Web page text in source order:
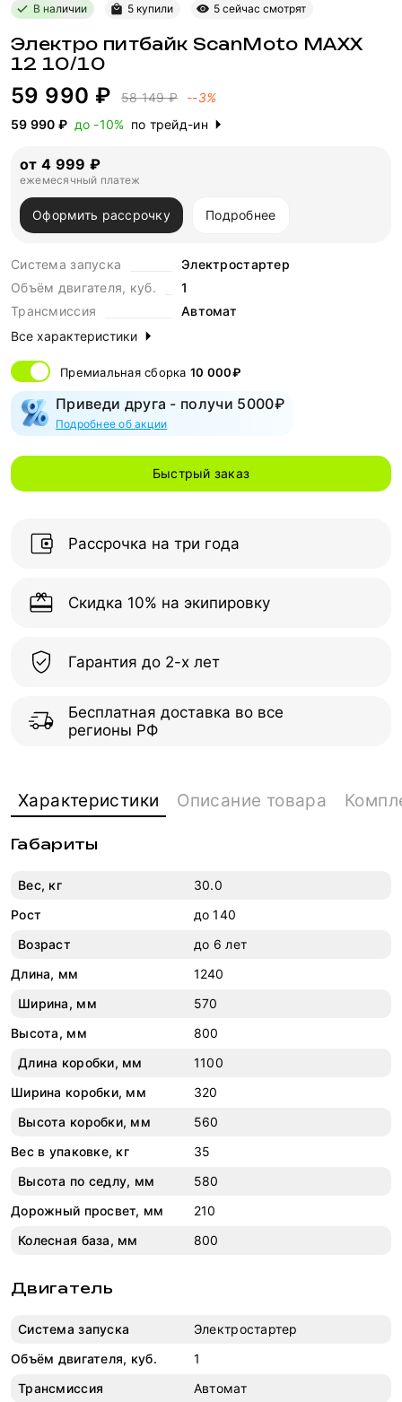
В наличии 5 купили 5 сейчас смотрят
Электро питбайк ScanMoto MAXX
12 10/10
59 990 ₽ 58 149 ₽
--3%
59 990 ₽ до -10% по трейд-ин
от 4 999 ₽
ежемесячный платеж
Оформить рассрочку Подробнее
Система запуска
Электростартер
Объём двигателя, куб.
1
Трансмиссия
Автомат
Все характеристики
Премиальная сборка 10 000₽
Приведи друга - получи 5000₽
Подробнее об акции
Быстрый заказ
Рассрочка на три года
Скидка 10% на экипировку
Гарантия до 2-х лет
Бесплатная доставка во все
регионы РФ
Характеристики Описание товара
Габариты
Вес, кг
30.0
Рост
до 140
Возраст
до 6 лет
Длина, мм
1240
Ширина, мм
570
Высота, мм
800
Длина коробки, мм
1100
Ширина коробки, мм
320
Высота коробки, мм
560
Вес в упаковке, кг
35
Высота по седлу, мм
580
Дорожный просвет, мм
210
Колесная база, мм
800
Двигатель
Система запуска
Электростартер
Объём двигателя, куб.
1
Трансмиссия
Автомат